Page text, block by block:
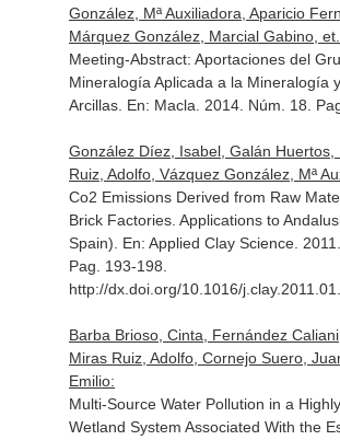
González, Mª Auxiliadora, Aparicio
Márquez González, Marcial Gabino,
Meeting-Abstract: Aportaciones del
Mineralogía Aplicada a la Mineralogía
Arcillas. En: Macla . 2014. Núm. 18.
González Díez, Isabel, Galán Huertos,
Ruiz, Adolfo, Vázquez González, Mª
Co2 Emissions Derived from Raw
Brick Factories. Applications to
Spain). En: Applied Clay Science.
Pag. 193-198.
http://dx.doi.org/10.1016/
Barba Brioso, Cinta, Fernández
Miras Ruiz, Adolfo, Cornejo Suero,
Emilio:
Multi-Source Water Pollution in a
Wetland System Associated With the